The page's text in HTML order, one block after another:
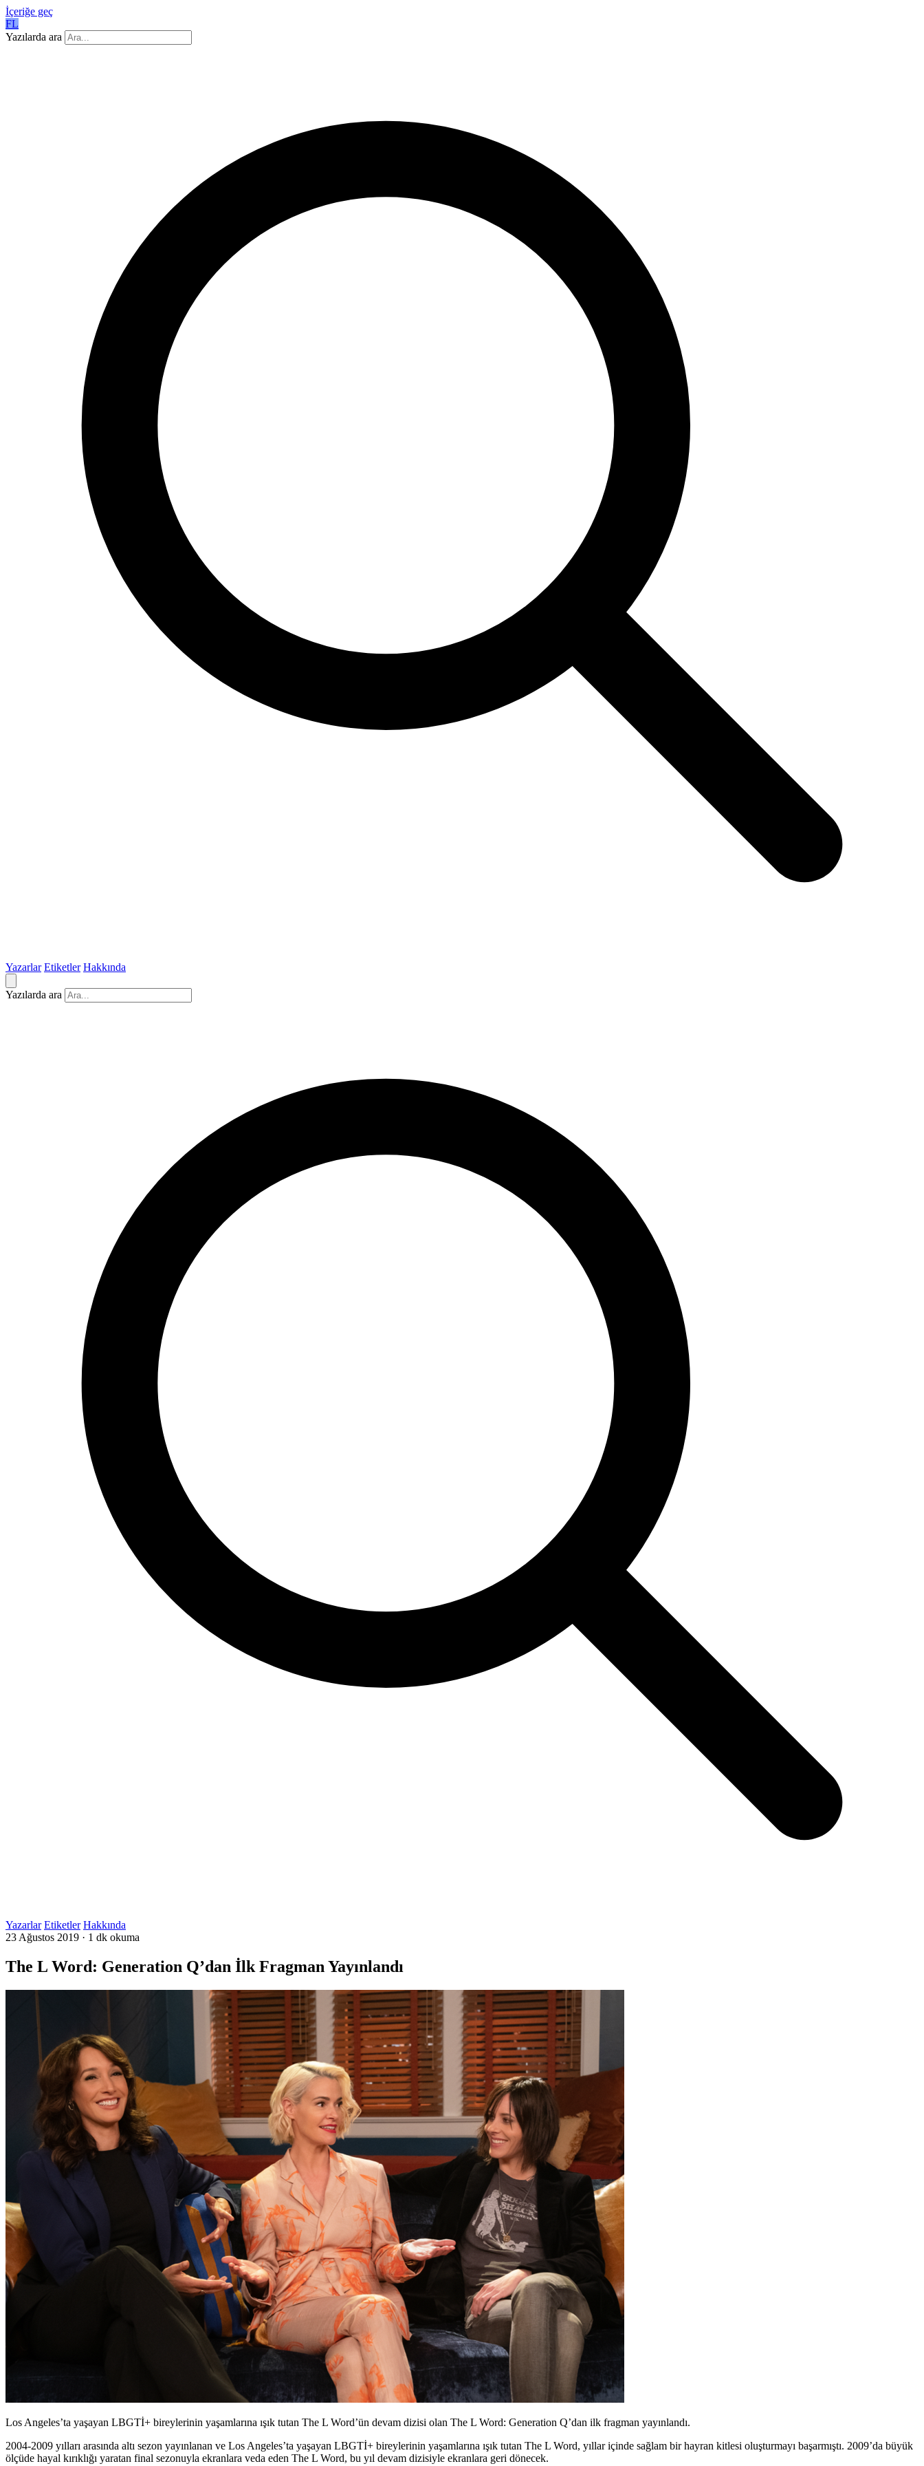
İçeriğe geç
FL
Yazılarda ara
Yazarlar Etiketler Hakkında
Yazılarda ara
Yazarlar Etiketler Hakkında
23 Ağustos 2019 · 1 dk okuma
The L Word: Generation Q’dan İlk Fragman Yayınlandı
Los Angeles’ta yaşayan LBGTİ+ bireylerinin yaşamlarına ışık tutan The L Word’ün devam dizisi olan The L Word: Generation Q’dan ilk fragman yayınlandı.
2004-2009 yılları arasında altı sezon yayınlanan ve Los Angeles’ta yaşayan LBGTİ+ bireylerinin yaşamlarına ışık tutan The L Word, yıllar içinde sağlam bir hayran kitlesi oluşturmayı başarmıştı. 2009’da büyük
ölçüde hayal kırıklığı yaratan final sezonuyla ekranlara veda eden The L Word, bu yıl devam dizisiyle ekranlara geri dönecek.